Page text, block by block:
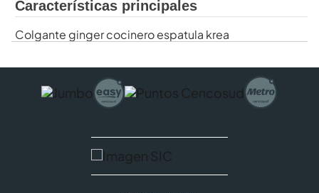
Características principales
Colgante ginger cocinero espatula krea